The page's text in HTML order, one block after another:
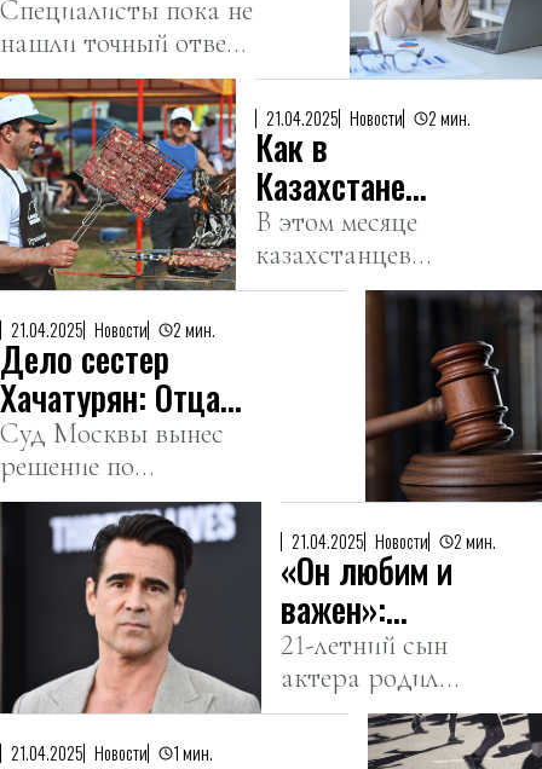
континентальной
Европой.
чаще и
дольше — ученые
Специалисты пока не
нашли точный ответ
на вопрос из-за чего
это происходит.
21.04.2025 Новости 2 мин.
Как в
Казахстане
будут
отдыхать в мае
В этом месяце
казахстанцев
ожидает до 12
21.04.2025 Новости 2 мин.
Дело сестер
Хачатурян: Отца
признали виновным
Суд Москвы вынес
решение по
резонансному делу об
убийстве Михаила
Хачатуряна
собственными
дочерьми.
21.04.2025 Новости 2 мин.
«Он любим и
важен»:
Колин
Фаррелл
решил
21-летний сын
актера родился
с редким
генетическим
21.04.2025 Новости 1 мин.